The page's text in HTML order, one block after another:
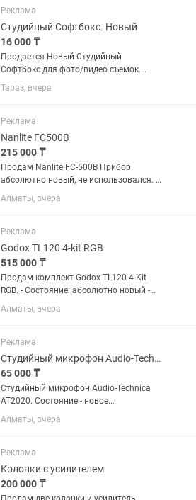
чайнабола. Постоянный свет
регулируется...
Реклама
Студийный Софтбокс. Новый
16 000 ₸
Продается Новый Студийный
Софтбокс для фото/видео съемок.
Размер: 60х90 LED лампа с цветовой
температурой: теплый, холодный,
управлять с помощью пульта.
Тараз, вчера
Реклама
Nanlite FC500B
215 000 ₸
Продам Nanlite FC-500B Прибор
абсолютно новый, не использовался. В
комплекте: - прибор Nanlite FC-500B; -
оригинальный кейс; - блок питания; -
заводской...
Алматы, вчера
Реклама
Godox TL120 4-kit RGB
515 000 ₸
Продам комплект Godox TL120 4-Kit
RGB. - Состояние: абсолютно новый -
Полный комплект: 4 RGB-трубки, кейс,
блоки питания, крепления -
продажи: смена...
Алматы, вчера
Реклама
Студийный микрофон Audio-Technica AT2020
65 000 ₸
Студийный микрофон Audio-Technica
AT2020. Состояние - новое.
Практически не использовался. В
комплекте коробка, микрофон,
кабель XLR. В нагрузку бесплатно
отдам...
Алматы, вчера
Реклама
Колонки с усилителем
200 000 ₸